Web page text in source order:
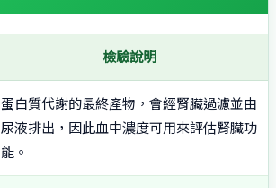
檢驗說明
蛋白質代謝的最終產物，會經腎臟過濾並由
尿液排出，因此血中濃度可用來評估腎臟功
能。